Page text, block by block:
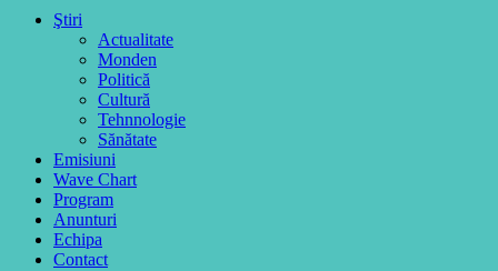
Ştiri
Actualitate
Monden
Politică
Cultură
Tehnnologie
Sănătate
Emisiuni
Wave Chart
Program
Anunturi
Echipa
Contact